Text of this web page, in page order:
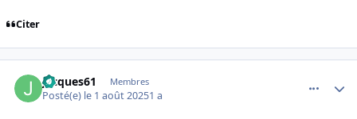
Citer
jacques61 Membres
Posté(e) le 1 août 20251 a